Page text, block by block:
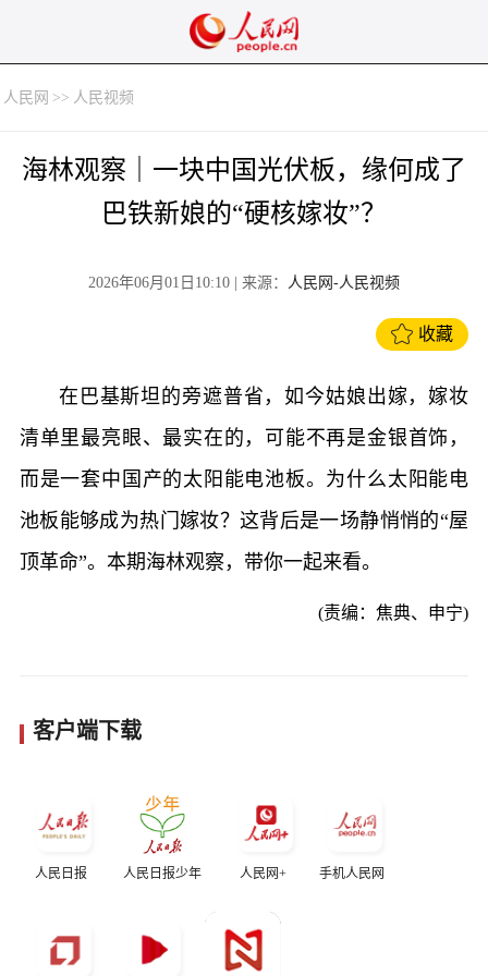
人民网 >> 人民视频
海林观察｜一块中国光伏板，缘何成了
巴铁新娘的“硬核嫁妆”？
2026年06月01日10:10 | 来源： 人民网-人民视频
收藏
在巴基斯坦的旁遮普省，如今姑娘出嫁，嫁妆
清单里最亮眼、最实在的，可能不再是金银首饰，
而是一套中国产的太阳能电池板。为什么太阳能电
池板能够成为热门嫁妆？这背后是一场静悄悄的“屋
顶革命”。本期海林观察，带你一起来看。
(责编：焦典、申宁)
客户端下载
人民日报 人民日报少年 人民网+ 手机人民网